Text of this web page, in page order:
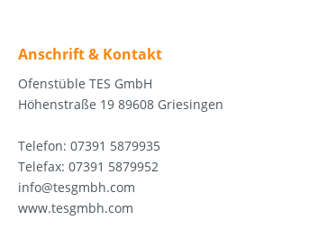
Anschrift & Kontakt
Ofenstüble TES GmbH
Höhenstraße 19 89608 Griesingen
Telefon: 07391 5879935
Telefax: 07391 5879952
info@tesgmbh.com
www.tesgmbh.com